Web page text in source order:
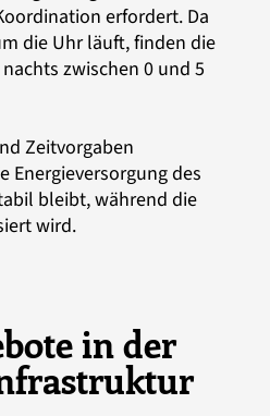
erfordert. Da
die Uhr läuft, finden die
zwischen 0 und 5
Zeitvorgaben
Energieversorgung des
bleibt, während die
wird.
in der